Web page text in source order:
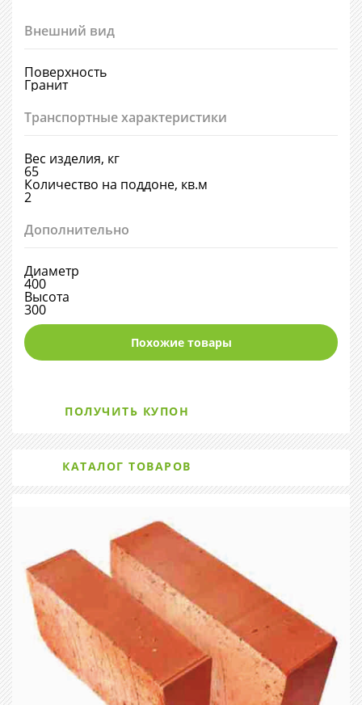
Внешний вид
Поверхность
Гранит
Транспортные характеристики
Вес изделия, кг
65
Количество на поддоне, кв.м
2
Дополнительно
Диаметр
400
Высота
300
Похожие товары
ПОЛУЧИТЬ КУПОН
КАТАЛОГ ТОВАРОВ